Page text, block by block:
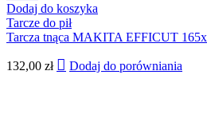
Dodaj do koszyka
Tarcze do pił
Tarcza tnąca MAKITA EFFICUT
132,00 zł Dodaj do porówniania